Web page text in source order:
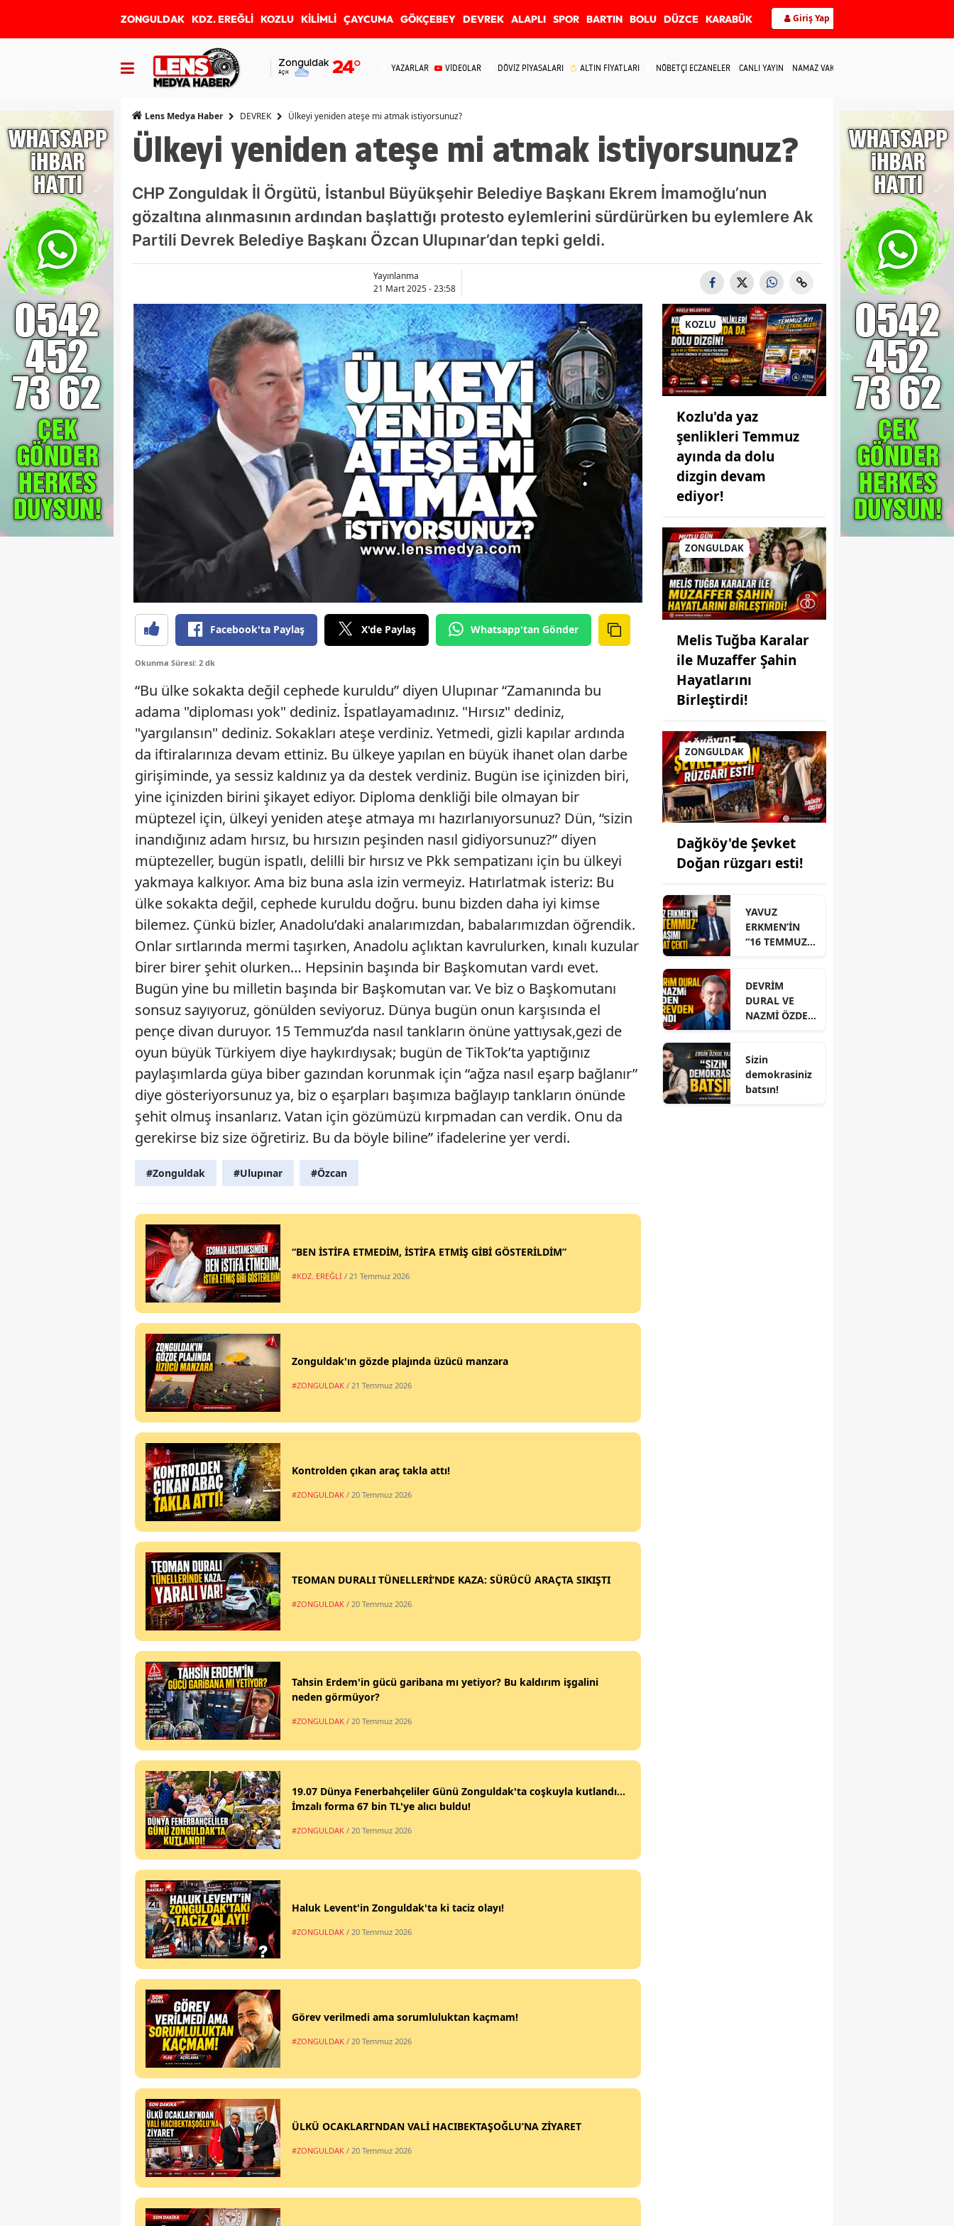
ZONGULDAK KDZ. EREĞLİ KOZLU KİLİMLİ ÇAYCUMA GÖKÇEBEY DEVREK ALAPLI SPOR BARTIN BOLU DÜZCE KARABÜK Giriş Yap
Zonguldak
Açık 24° YAZARLAR VİDEOLAR DÖVİZ PİYASALARI ALTIN FİYATLARI NÖBETÇİ ECZANELER CANLI YAYIN NAMAZ VAKİTLERİ
Lens Medya Haber DEVREK Ülkeyi yeniden ateşe mi atmak istiyorsunuz?
Ülkeyi yeniden ateşe mi atmak istiyorsunuz?
CHP Zonguldak İl Örgütü, İstanbul Büyükşehir Belediye Başkanı Ekrem İmamoğlu’nun
gözaltına alınmasının ardından başlattığı protesto eylemlerini sürdürürken bu eylemlere Ak
Partili Devrek Belediye Başkanı Özcan Ulupınar’dan tepki geldi.
Yayınlanma
21 Mart 2025 - 23:58
Facebook'ta Paylaş X'de Paylaş Whatsapp'tan Gönder
Okunma Süresi: 2 dk
“Bu ülke sokakta değil cephede kuruldu” diyen Ulupınar “Zamanında bu
adama "diploması yok" dediniz. İspatlayamadınız. "Hırsız" dediniz,
"yargılansın" dediniz. Sokakları ateşe verdiniz. Yetmedi, gizli kapılar ardında
da iftiralarınıza devam ettiniz. Bu ülkeye yapılan en büyük ihanet olan darbe
girişiminde, ya sessiz kaldınız ya da destek verdiniz. Bugün ise içinizden biri,
yine içinizden birini şikayet ediyor. Diploma denkliği bile olmayan bir
müptezel için, ülkeyi yeniden ateşe atmaya mı hazırlanıyorsunuz? Dün, “sizin
inandığınız adam hırsız, bu hırsızın peşinden nasıl gidiyorsunuz?” diyen
müptezeller, bugün ispatlı, delilli bir hırsız ve Pkk sempatizanı için bu ülkeyi
yakmaya kalkıyor. Ama biz buna asla izin vermeyiz. Hatırlatmak isteriz: Bu
ülke sokakta değil, cephede kuruldu doğru. bunu bizden daha iyi kimse
bilemez. Çünkü bizler, Anadolu’daki analarımızdan, babalarımızdan öğrendik.
Onlar sırtlarında mermi taşırken, Anadolu açlıktan kavrulurken, kınalı kuzular
birer birer şehit olurken… Hepsinin başında bir Başkomutan vardı evet.
Bugün yine bu milletin başında bir Başkomutan var. Ve biz o Başkomutanı
sonsuz sayıyoruz, gönülden seviyoruz. Dünya bugün onun karşısında el
pençe divan duruyor. 15 Temmuz’da nasıl tankların önüne yattıysak,gezi de
oyun büyük Türkiyem diye haykırdıysak; bugün de TikTok’ta yaptığınız
paylaşımlarda güya biber gazından korunmak için “ağza nasıl eşarp bağlanır”
diye gösteriyorsunuz ya, biz o eşarpları başımıza bağlayıp tankların önünde
şehit olmuş insanlarız. Vatan için gözümüzü kırpmadan can verdik. Onu da
gerekirse biz size öğretiriz. Bu da böyle biline” ifadelerine yer verdi.
#Zonguldak #Ulupınar #Özcan
“BEN İSTİFA ETMEDİM, İSTİFA ETMİŞ GİBİ GÖSTERİLDİM”
#KDZ. EREĞLİ / 21 Temmuz 2026
Zonguldak'ın gözde plajında üzücü manzara
#ZONGULDAK / 21 Temmuz 2026
Kontrolden çıkan araç takla attı!
#ZONGULDAK / 20 Temmuz 2026
TEOMAN DURALI TÜNELLERİ’NDE KAZA: SÜRÜCÜ ARAÇTA SIKIŞTI
#ZONGULDAK / 20 Temmuz 2026
Tahsin Erdem'in gücü garibana mı yetiyor? Bu kaldırım işgalini
neden görmüyor?
#ZONGULDAK / 20 Temmuz 2026
19.07 Dünya Fenerbahçeliler Günü Zonguldak'ta coşkuyla kutlandı...
İmzalı forma 67 bin TL'ye alıcı buldu!
#ZONGULDAK / 20 Temmuz 2026
Haluk Levent'in Zonguldak'ta ki taciz olayı!
#ZONGULDAK / 20 Temmuz 2026
Görev verilmedi ama sorumluluktan kaçmam!
#ZONGULDAK / 20 Temmuz 2026
ÜLKÜ OCAKLARI’NDAN VALİ HACIBEKTAŞOĞLU’NA ZİYARET
#ZONGULDAK / 20 Temmuz 2026
KOZLU
Kozlu'da yaz
şenlikleri Temmuz
ayında da dolu
dizgin devam
ediyor!
ZONGULDAK
Melis Tuğba Karalar
ile Muzaffer Şahin
Hayatlarını
Birleştirdi!
ZONGULDAK
Dağköy'de Şevket
Doğan rüzgarı esti!
YAVUZ
ERKMEN’İN
“16 TEMMUZ”
DEVRİM
DURAL VE
NAZMİ ÖZDEN
Sizin
demokrasiniz
batsın!